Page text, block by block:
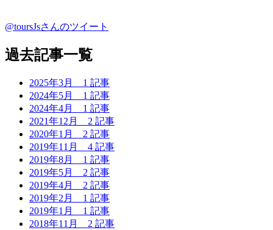
@toursJsさんのツイート
過去記事一覧
2025年3月 1 記事
2024年5月 1 記事
2024年4月 1 記事
2021年12月 2 記事
2020年1月 2 記事
2019年11月 4 記事
2019年8月 1 記事
2019年5月 2 記事
2019年4月 2 記事
2019年2月 1 記事
2019年1月 1 記事
2018年11月 2 記事